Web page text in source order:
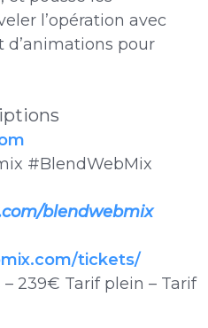
l’opération avec
d’animations pour
#BlendWebMix
blendwebmix
tickets/
239€ Tarif plein – Tarif